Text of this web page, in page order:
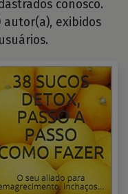
conosco.
autor(a), exibidos